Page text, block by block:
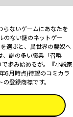
らないゲームにあなたを
のない謎のネットゲー
選ぶと、異世界の農奴へ
、謎の多い職業「召喚
歩み始めるが――。『小説家
6月時点)待望のコミカラ
登録商標です。